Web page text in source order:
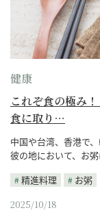
健康
これぞ食の極み
食に取り…
中国や台湾、香港で
彼の地において、お
精進料理
お粥
2025/10/18